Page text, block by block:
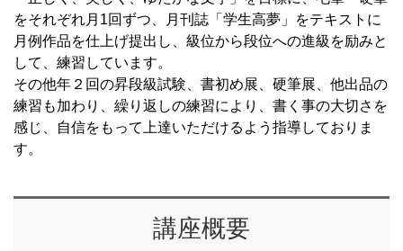
をそれぞれ月1回ずつ、月刊誌「学生高夢」をテキストに
月例作品を仕上げ提出し、級位から段位への進級を励みと
して、練習しています。
その他年２回の昇段級試験、書初め展、硬筆展、他出品の
練習も加わり、繰り返しの練習により、書く事の大切さを
感じ、自信をもって上達いただけるよう指導しておりま
す。
講座概要